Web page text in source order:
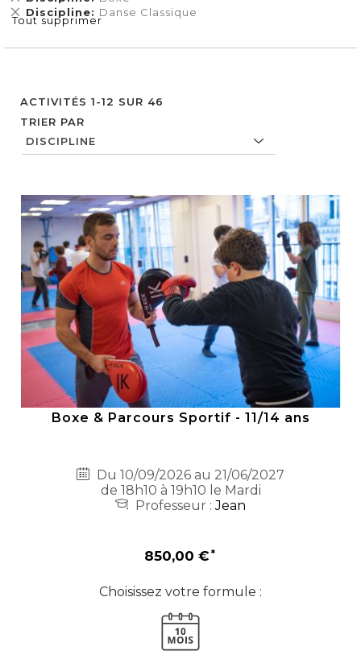
ACTIVITÉS 1-12 SUR 46
TRIER PAR
Boxe & Parcours Sportif - 11/14 ans
Du 10/09/2026 au 21/06/2027
de 18h10 à 19h10 le Mardi
Professeur :Jean
850,00 €
Choisissez votre formule :
Élément
cet
Élément
Discipline Danse Classique
Supprimer
cet
Tout supprimer